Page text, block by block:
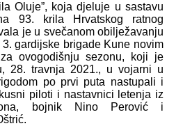
Oluje”, koja djeluje u sastavu
93. krila Hrvatskog ratnog
je u svečanom obilježavanju
gardijske brigade Kune novim
za ovogodišnju sezonu, koji je
28. travnja 2021., u vojarni u
po prvi puta nastupali i
piloti i nastavnici letenja iz
bojnik Nino Perović i